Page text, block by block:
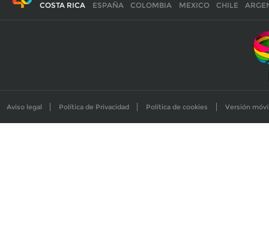
COSTA RICA ESPAÑA COLOMBIA MEXICO CHILE
Aviso legal Política de Privacidad Política de cookies Versión